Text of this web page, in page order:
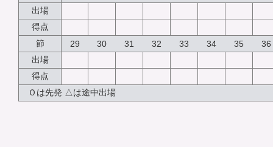
出場
得点
節
29 30 31 32 33 34 35 36
出場
得点
Ｏは先発 △は途中出場